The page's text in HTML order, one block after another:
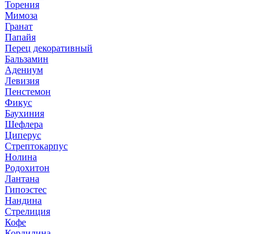
Торения
Мимоза
Гранат
Папайя
Перец декоративный
Бальзамин
Адениум
Левизия
Пенстемон
Фикус
Баухиния
Шефлера
Циперус
Стрептокарпус
Нолина
Родохитон
Лантана
Гипоэстес
Нандина
Стрелиция
Кофе